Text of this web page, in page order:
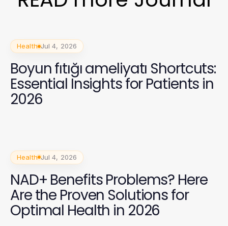
Health Jul 4, 2026
Boyun fıtığı ameliyatı Shortcuts:
Essential Insights for Patients in
2026
Health Jul 4, 2026
NAD+ Benefits Problems? Here
Are the Proven Solutions for
Optimal Health in 2026